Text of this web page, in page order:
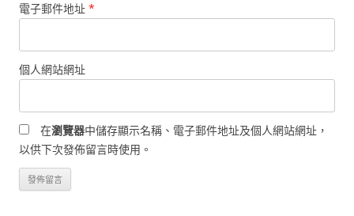
電子郵件地址 *
個人網站網址
在瀏覽器中儲存顯示名稱、電子郵件地址及個人網站網址，
以供下次發佈留言時使用。